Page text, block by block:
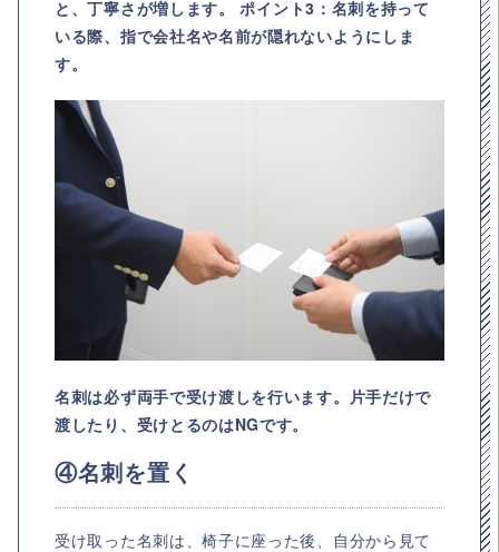
と、丁寧さが増します。
ポイント3：名刺を持って
いる際、指で会社名や名前が隠れないようにしま
す。
名刺は必ず両手で受け渡しを行います。片手だけで
渡したり、受けとるのはNGです。
④名刺を置く
受け取った名刺は、椅子に座った後、自分から見て